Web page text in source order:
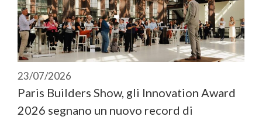
23/07/2026
Paris Builders Show, gli Innovation Award
2026 segnano un nuovo record di